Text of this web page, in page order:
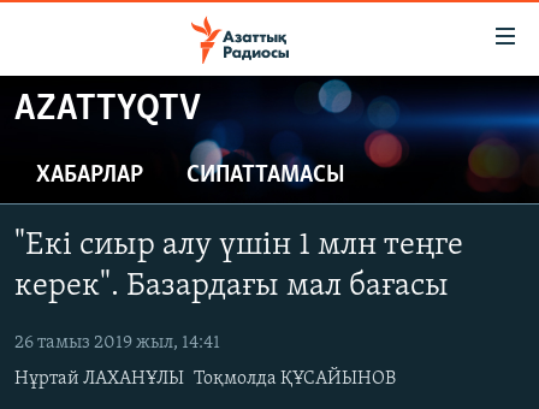
Skip
to
content
main
Navigation
Skip
to
Search
ЖАҢАЛЫҚТАР
САЯСАТ
ҚАҢТАР ОҚИҒАСЫ
АДАМ ҚҰҚЫҚТАРЫ
ӘЛЕУМЕТ
ӘЛЕМ
AZATTYQTV
ХАБАРЛАР СИПАТТАМАСЫ
"Екі сиыр алу үшін 1 млн теңге
керек". Базардағы мал бағасы
26 тамыз 2019 жыл, 14:41
Нұртай ЛАХАНҰЛЫ Тоқмолда ҚҰСАЙЫНОВ